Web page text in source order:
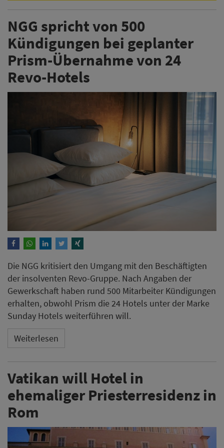
NGG spricht von 500
Kündigungen bei geplanter
Prism-Übernahme von 24
Revo-Hotels
Die NGG kritisiert den Umgang mit den Beschäftigten
der insolventen Revo-Gruppe. Nach Angaben der
Gewerkschaft haben rund 500 Mitarbeiter Kündigungen
erhalten, obwohl Prism die 24 Hotels unter der Marke
Sunday Hotels weiterführen will.
Weiterlesen
Vatikan will Hotel in
ehemaliger Priesterresidenz in
Rom